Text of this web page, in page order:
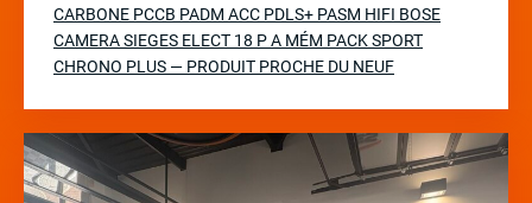
CARBONE PCCB PADM ACC PDLS+ PASM HIFI BOSE
CAMERA SIEGES ELECT 18 P A MÉM PACK SPORT
CHRONO PLUS — PRODUIT PROCHE DU NEUF